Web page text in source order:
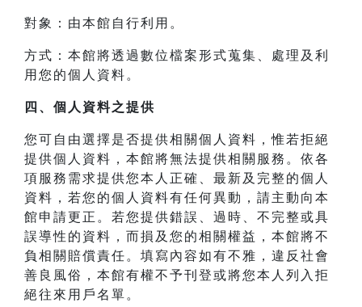
對象：由本館自行利用。
方式：本館將透過數位檔案形式蒐集、處理及利
用您的個人資料。
四、 個人資料之提供
您可自由選擇是否提供相關個人資料，惟若拒絕
提供個人資料，本館將無法提供相關服務。依各
項服務需求提供您本人正確、最新及完整的個人
資料，若您的個人資料有任何異動，請主動向本
館申請更正。若您提供錯誤、過時、不完整或具
誤導性的資料，而損及您的相關權益，本館將不
負相關賠償責任。填寫內容如有不雅，違反社會
善良風俗，本館有權不予刊登或將您本人列入拒
絕往來用戶名單。